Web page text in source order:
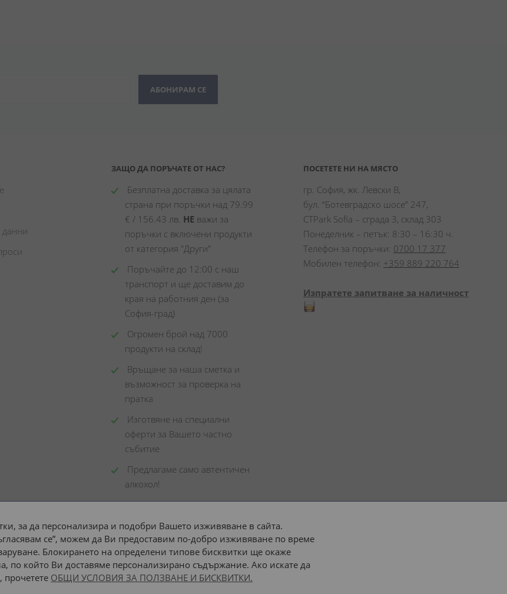
АБОНИРАМ СЕ
ЗАЩО ДА ПОРЪЧАТЕ ОТ НАС?
Безплатна доставка за цялата
страна при поръчки над 79.99
€ / 156.43 лв. НЕ важи за
поръчки с включени продукти
от категория "Други"
Поръчайте до 12:00 с наш
транспорт и ще доставим до
края на работния ден (за
София-град)
Огромен брой над 7000
продукти на склад!
Връщане за наша сметка и
възможност за проверка на
пратка
Изготвяне на специални
оферти за Вашето частно
събитие
Предлагаме само автентичен
алкохол!
ПОСЕТЕТЕ НИ НА МЯСТО
гр. София, жк. Левски В,
бул. “Ботевградско шосе” 247,
CTPark Sofia – сграда 3, склад 303
Понеделник – петък: 8:30 – 16:30 ч.
Телефон за поръчки: 0700 17 377
Мобилен телефон: +359 889 220 764
Изпратете запитване за наличност
Доставка до адрес с: или наш транспорт
за да персонализира и подобри Вашето изживяване в сайта.
се”, можем да Ви предоставим по-добро изживяване по време
Блокирането на определени типове бисквитки ще окаже
по който Ви доставяме персонализирано съдържание. Ако искате да
прочетете ОБЩИ УСЛОВИЯ ЗА ПОЛЗВАНЕ И БИСКВИТКИ.